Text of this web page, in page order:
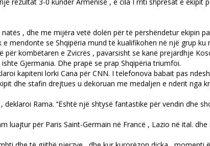
, dhe me mijëra vetë dolën për të përshëndetur ekipin
mendonte se Shqipëria mund të kualifikohen në një grup
për kombëtaren e Zvicrës , pavarsisht se kanë prejardhje
Gjermania. Dhe prapë se prap Shqipëria triumfoi.
kapiteni lorki Cana për CNN. I telefonova babait pas
dhe stafin drejtues u dekoruan me medaljen e nderit nga
, deklaroi Rama. ‘’Është një shtysë fantastike për vendin
luajtur për Paris Saint-Germain në Francë , Lazio në ital.